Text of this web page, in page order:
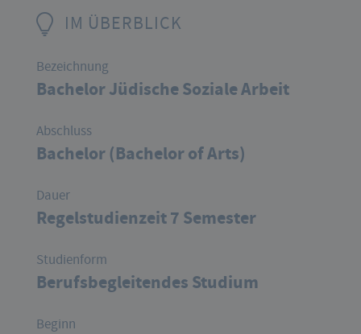
IM ÜBERBLICK
Bezeichnung
Bachelor Jüdische Soziale Arbeit
Abschluss
Bachelor (Bachelor of Arts)
Dauer
Regelstudienzeit 7 Semester
Studienform
Berufsbegleitendes Studium
Beginn